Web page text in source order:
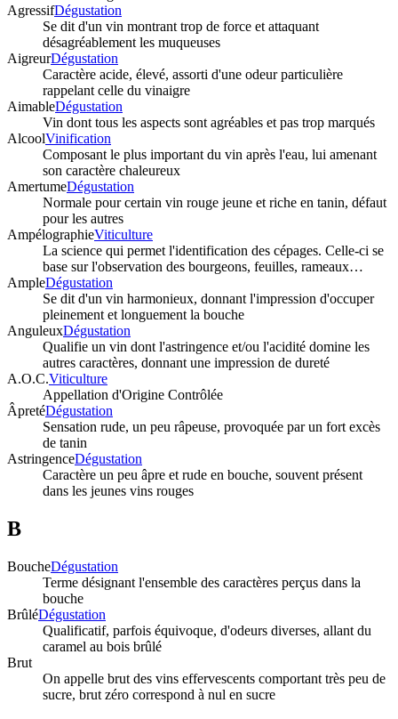
AgressifDégustation
Se dit d'un vin montrant trop de force et attaquant
désagréablement les muqueuses
AigreurDégustation
Caractère acide, élevé, assorti d'une odeur particulière
rappelant celle du vinaigre
AimableDégustation
Vin dont tous les aspects sont agréables et pas trop marqués
AlcoolVinification
Composant le plus important du vin après l'eau, lui amenant
son caractère chaleureux
AmertumeDégustation
Normale pour certain vin rouge jeune et riche en tanin, défaut
pour les autres
AmpélographieViticulture
La science qui permet l'identification des cépages. Celle-ci se
base sur l'observation des bourgeons, feuilles, rameaux…
AmpleDégustation
Se dit d'un vin harmonieux, donnant l'impression d'occuper
pleinement et longuement la bouche
AnguleuxDégustation
Qualifie un vin dont l'astringence et/ou l'acidité domine les
autres caractères, donnant une impression de dureté
A.O.C.Viticulture
Appellation d'Origine Contrôlée
ÂpretéDégustation
Sensation rude, un peu râpeuse, provoquée par un fort excès
de tanin
AstringenceDégustation
Caractère un peu âpre et rude en bouche, souvent présent
dans les jeunes vins rouges
B
BoucheDégustation
Terme désignant l'ensemble des caractères perçus dans la
bouche
BrûléDégustation
Qualificatif, parfois équivoque, d'odeurs diverses, allant du
caramel au bois brûlé
Brut
On appelle brut des vins effervescents comportant très peu de
sucre, brut zéro correspond à nul en sucre